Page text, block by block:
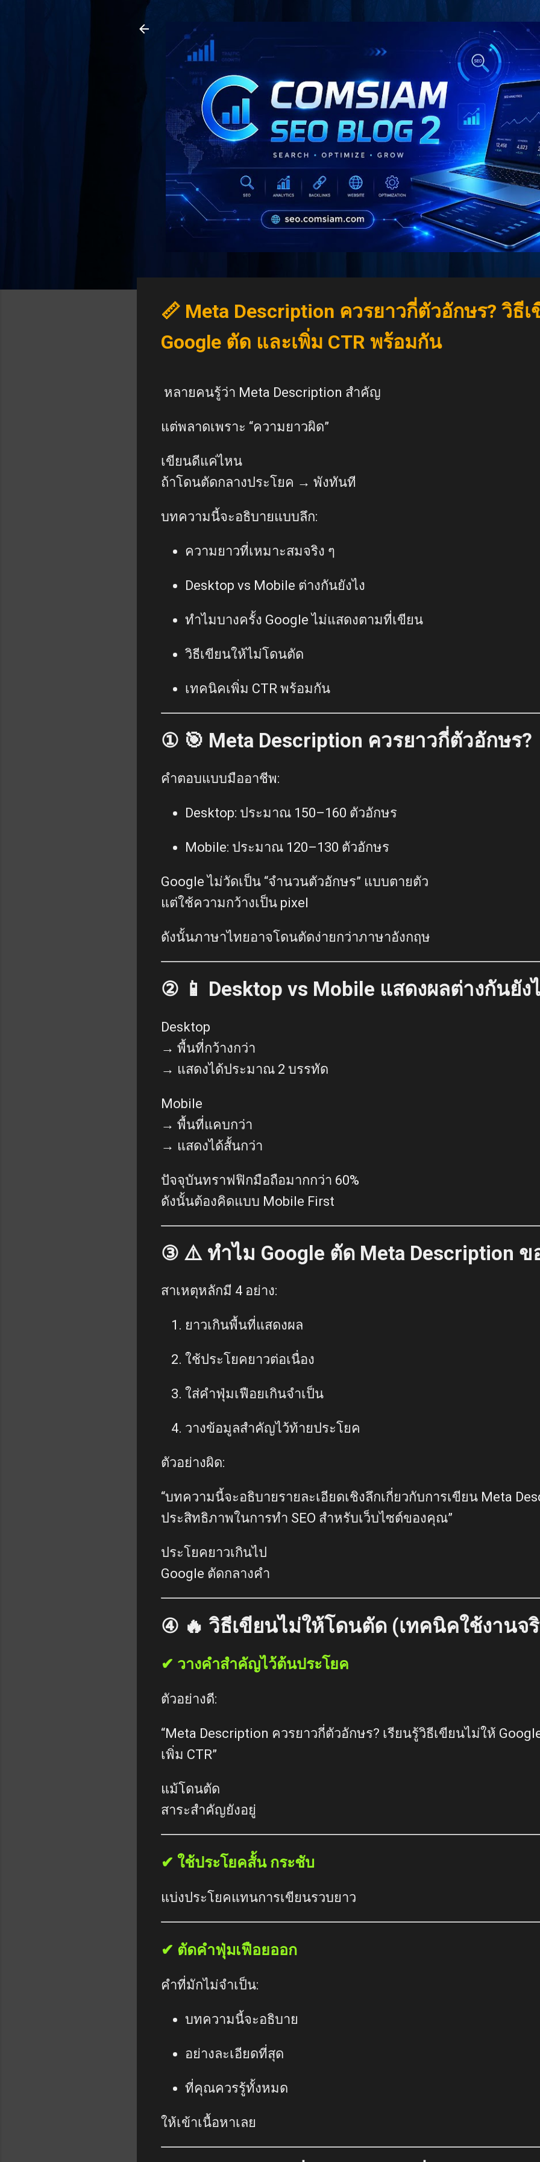
📏 Meta Description ควรยาวกี่ตัวอักษร? วิธี
Google ตัด และเพิ่ม CTR พร้อมกัน
หลายคนรู้ว่า Meta Description สำคัญ
แต่พลาดเพราะ “ความยาวผิด”
เขียนดีแค่ไหน
ถ้าโดนตัดกลางประโยค → พังทันที
บทความนี้จะอธิบายแบบลึก:
ความยาวที่เหมาะสมจริง ๆ
Desktop vs Mobile ต่างกันยังไง
ทำไมบางครั้ง Google ไม่แสดงตามที่เขียน
วิธีเขียนให้ไม่โดนตัด
เทคนิคเพิ่ม CTR พร้อมกัน
① 🎯 Meta Description ควรยาวกี่ตัวอักษร?
คำตอบแบบมืออาชีพ:
Desktop: ประมาณ 150–160 ตัวอักษร
Mobile: ประมาณ 120–130 ตัวอักษร
Google ไม่วัดเป็น “จำนวนตัวอักษร” แบบตายตัว
แต่ใช้ความกว้างเป็น pixel
ดังนั้นภาษาไทยอาจโดนตัดง่ายกว่าภาษาอังกฤษ
② 📱 Desktop vs Mobile แสดงผลต่างกันยัง
Desktop
→ พื้นที่กว้างกว่า
→ แสดงได้ประมาณ 2 บรรทัด
Mobile
→ พื้นที่แคบกว่า
→ แสดงได้สั้นกว่า
ปัจจุบันทราฟฟิกมือถือมากกว่า 60%
ดังนั้นต้องคิดแบบ Mobile First
③ ⚠️ ทำไม Google ตัด Meta Description ข
สาเหตุหลักมี 4 อย่าง:
ยาวเกินพื้นที่แสดงผล
ใช้ประโยคยาวต่อเนื่อง
ใส่คำฟุ่มเฟือยเกินจำเป็น
วางข้อมูลสำคัญไว้ท้ายประโยค
ตัวอย่างผิด:
“บทความนี้จะอธิบายรายละเอียดเชิงลึกเกี่ยวกับการเขียน Meta
ประสิทธิภาพในการทำ SEO สำหรับเว็บไซต์ของคุณ”
ประโยคยาวเกินไป
Google ตัดกลางคำ
④ 🔥 วิธีเขียนไม่ให้โดนตัด (เทคนิคใช้งานจ
✔ วางคำสำคัญไว้ต้นประโยค
ตัวอย่างดี:
“Meta Description ควรยาวกี่ตัวอักษร? เรียนรู้วิธีเขียนไม่ให้
เพิ่ม CTR”
แม้โดนตัด
สาระสำคัญยังอยู่
✔ ใช้ประโยคสั้น กระชับ
แบ่งประโยคแทนการเขียนรวบยาว
✔ ตัดคำฟุ่มเฟือยออก
คำที่มักไม่จำเป็น:
บทความนี้จะอธิบาย
อย่างละเอียดที่สุด
ที่คุณควรรู้ทั้งหมด
ให้เข้าเนื้อหาเลย